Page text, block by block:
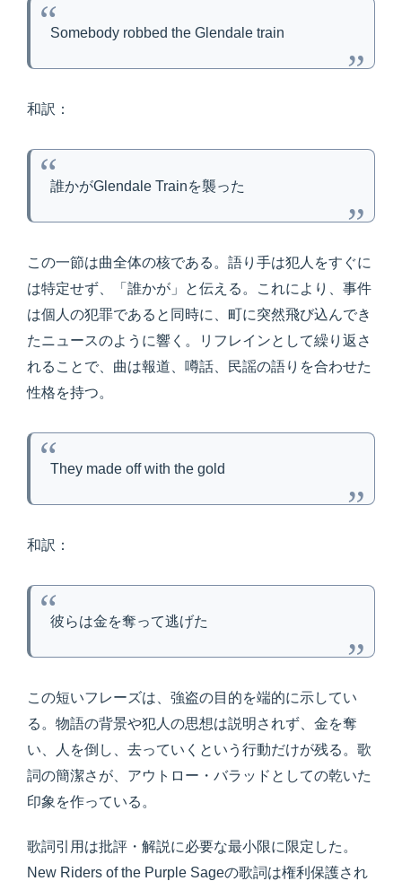
Somebody robbed the Glendale train
和訳：
誰かがGlendale Trainを襲った
この一節は曲全体の核である。語り手は犯人をすぐに
は特定せず、「誰かが」と伝える。これにより、事件
は個人の犯罪であると同時に、町に突然飛び込んでき
たニュースのように響く。リフレインとして繰り返さ
れることで、曲は報道、噂話、民謡の語りを合わせた
性格を持つ。
They made off with the gold
和訳：
彼らは金を奪って逃げた
この短いフレーズは、強盗の目的を端的に示してい
る。物語の背景や犯人の思想は説明されず、金を奪
い、人を倒し、去っていくという行動だけが残る。歌
詞の簡潔さが、アウトロー・バラッドとしての乾いた
印象を作っている。
歌詞引用は批評・解説に必要な最小限に限定した。
New Riders of the Purple Sageの歌詞は権利保護され